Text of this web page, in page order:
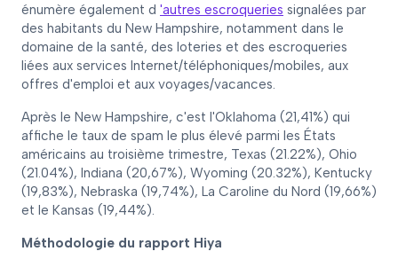
énumère également d 'autres escroqueries signalées par
des habitants du New Hampshire, notamment dans le
domaine de la santé, des loteries et des escroqueries
liées aux services Internet/téléphoniques/mobiles, aux
offres d'emploi et aux voyages/vacances.
Après le New Hampshire, c'est l'Oklahoma (21,41%) qui
affiche le taux de spam le plus élevé parmi les États
américains au troisième trimestre, Texas (21.22%), Ohio
(21.04%), Indiana (20,67%), Wyoming (20.32%), Kentucky
(19,83%), Nebraska (19,74%), La Caroline du Nord (19,66%)
et le Kansas (19,44%).
Méthodologie du rapport Hiya